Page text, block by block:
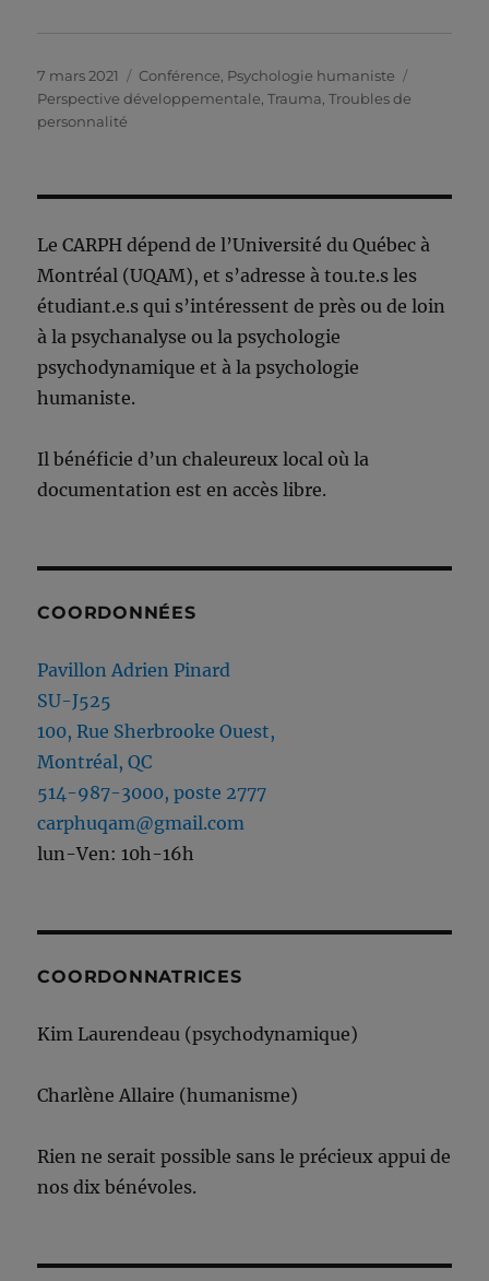
Publié
le
7 mars 2021 Catégories
Conférence Psychologie humaniste
Perspective développementale ,Trauma ,Troubles de
personnalité
Le CARPH dépend de l’Université du Québec à
Montréal (UQAM), et s’adresse à tou.te.s les
étudiant.e.s qui s’intéressent de près ou de loin
à la psychanalyse ou la psychologie
psychodynamique et à la psychologie
humaniste.
Il bénéficie d’un chaleureux local où la
documentation est en accès libre.
COORDONNÉES
Pavillon Adrien Pinard
SU-J525
100, Rue Sherbrooke Ouest,
Montréal, QC
514-987-3000, poste 2777
carphuqam@gmail.com
lun-Ven: 10h-16h
COORDONNATRICES
Kim Laurendeau (psychodynamique)
Charlène Allaire (humanisme)
Rien ne serait possible sans le précieux appui de
nos dix bénévoles.